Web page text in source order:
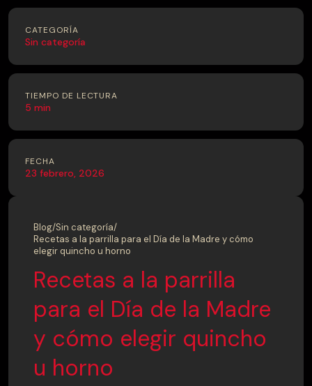
CATEGORÍA
Sin categoría
TIEMPO DE LECTURA
5 min
FECHA
23 febrero, 2026
Blog/Sin categoría/
Recetas a la parrilla para el Día de la Madre y cómo
elegir quincho u horno
Recetas a la parrilla
para el Día de la Madre
y cómo elegir quincho
u horno